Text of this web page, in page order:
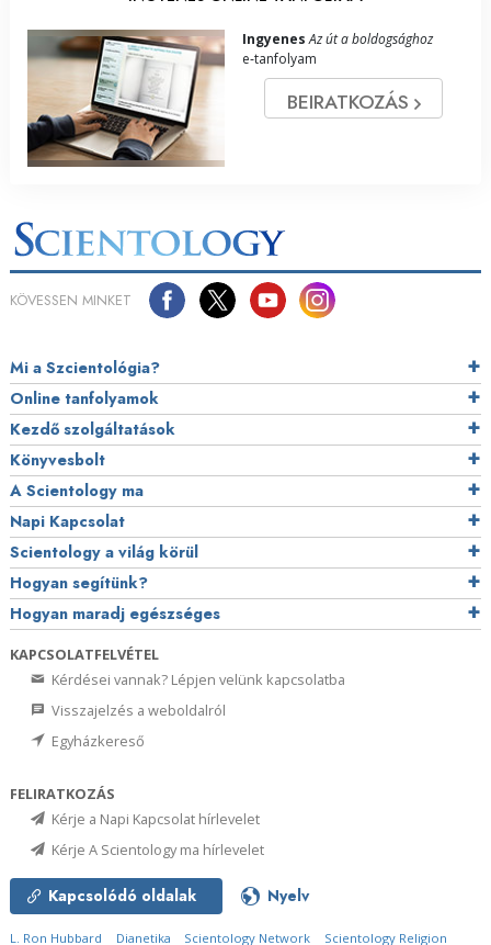
Ingyenes Az út a boldogsághoz
e‑tanfolyam
BEIRATKOZÁS
KÖVESSEN MINKET
Mi a Szcientológia?
Online tanfolyamok
Kezdő szolgáltatások
Könyvesbolt
A Scientology ma
Napi Kapcsolat
Scientology a világ körül
Hogyan segítünk?
Hogyan maradj egészséges
KAPCSOLATFELVÉTEL
Kérdései vannak? Lépjen velünk kapcsolatba
Visszajelzés a weboldalról
Egyházkereső
FELIRATKOZÁS
Kérje a Napi Kapcsolat hírlevelet
Kérje A Scientology ma hírlevelet
Kapcsolódó oldalak Nyelv
L. Ron Hubbard Dianetika Scientology Network Scientology Religion